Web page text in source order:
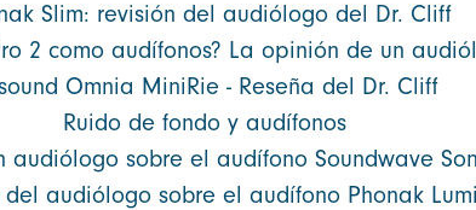
Slim: revisión del audiólogo del Dr. Cliff
2 como audífonos? La opinión de un
Omnia MiniRie - Reseña del Dr. Cliff
Ruido de fondo y audífonos
audiólogo sobre el audífono Soundwave
del audiólogo sobre el audífono Phonak